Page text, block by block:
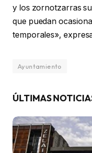
y los zornotzarras
que puedan
temporales»,
Ayuntamiento
ÚLTIMAS